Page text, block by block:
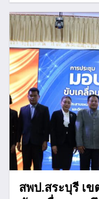
สพป.สระบุรี เ